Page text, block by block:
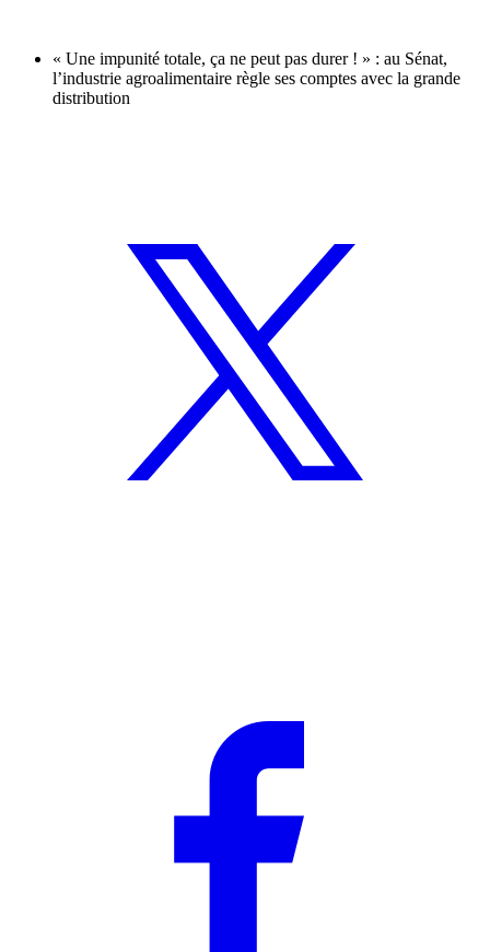
« Une impunité totale, ça ne peut pas durer ! » : au Sénat,
l’industrie agroalimentaire règle ses comptes avec la grande
distribution